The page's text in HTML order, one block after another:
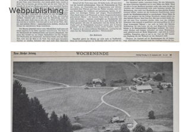
Webpublishing